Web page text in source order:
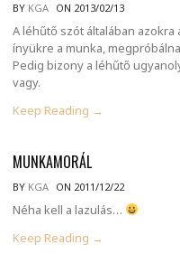
BY KGA ON 2013/02/13
A léhűtő szót általában
ínyükre a munka,
Pedig bizony a léhűtő
vagy.
Keep Reading →
MUNKAMORÁL
BY KGA ON 2011/12/22
Néha kell a lazulás…
Keep Reading →